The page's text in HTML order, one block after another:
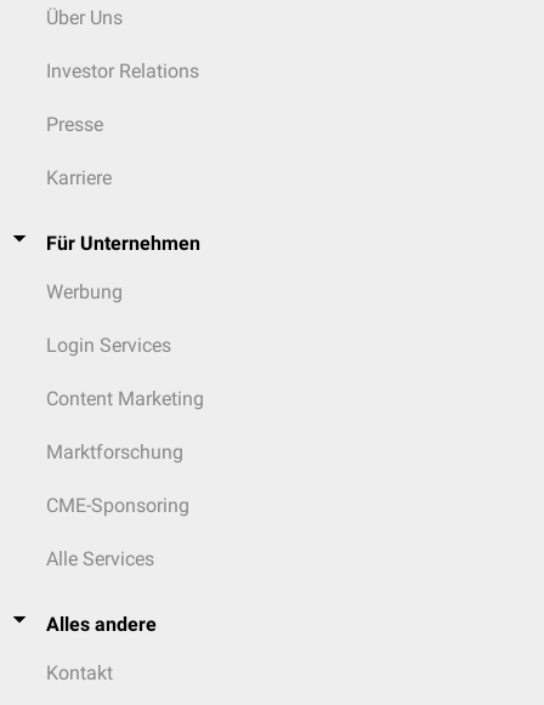
Über Uns
Investor Relations
Presse
Karriere
Für Unternehmen
Werbung
Login Services
Content Marketing
Marktforschung
CME-Sponsoring
Alle Services
Alles andere
Kontakt